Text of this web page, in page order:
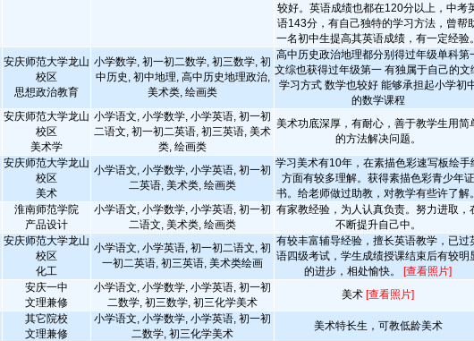
较好。英语成绩也都在120分以上，中考
语143分，有自己独特的学习方法，曾帮
一名初中生提高其英语成绩，有一定经验。
安庆师范大学龙山
校区
思想政治教育
小学数学, 初一初二数学, 初三数学, 初
中历史, 初中地理, 高中历史地理政治,
美术类, 绘画类
高中历史政治地理都分别得过年级单科第
文综也获得过年级第一 有独属于自己的文
学习方式 数学也较好 能够承担起小学初
的数学课程
安庆师范大学龙山
校区
美术学
小学语文, 小学数学, 小学英语, 初一初
二语文, 初一初二英语, 初三英语, 美术
类, 绘画类
美术功底深厚，有耐心，善于教学生用简
的方法解决问题。
安庆师范大学龙山
校区
美术
小学语文, 小学数学, 小学英语, 初一初
二英语, 美术类, 绘画类
学习美术有10年，在素描色彩速写板绘手
方面有较多理解。获得素描色彩青少年证
书。给老师做过助教，对教学有些许了解。
淮南师范学院
产品设计
小学语文, 小学数学, 小学英语, 初一初
二语文, 美术类, 绘画类
有家教经验，为人认真负责。努力进取，
不断提升自己中。
安庆师范大学龙山
校区
化工
小学语文, 小学英语, 初一初二语文, 初
一初二英语, 初三英语, 美术类绘画
有较丰富辅导经验，擅长英语教学，已过
语四级考试，学生成绩授课结束后有较明
的进步，相处愉快。 [查看照片]
安庆一中
文理兼修
小学语文, 小学数学, 小学英语, 初一初
二数学, 初三数学, 初三化学美术
美术 [查看照片]
其它院校
文理兼修
小学语文, 小学数学, 小学英语, 初一初
二数学, 初三化学美术
美术特长生，可教低龄美术